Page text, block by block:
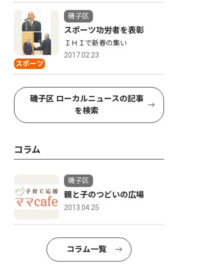
スポーツ
磯子区
スポーツ功労者を表彰
ＩＨＩで新春の集い
2017.02.23
磯子区 ローカルニュースの記事
を検索
コラム
磯子区
親と子のつどいの広場
2013.04.25
コラム一覧